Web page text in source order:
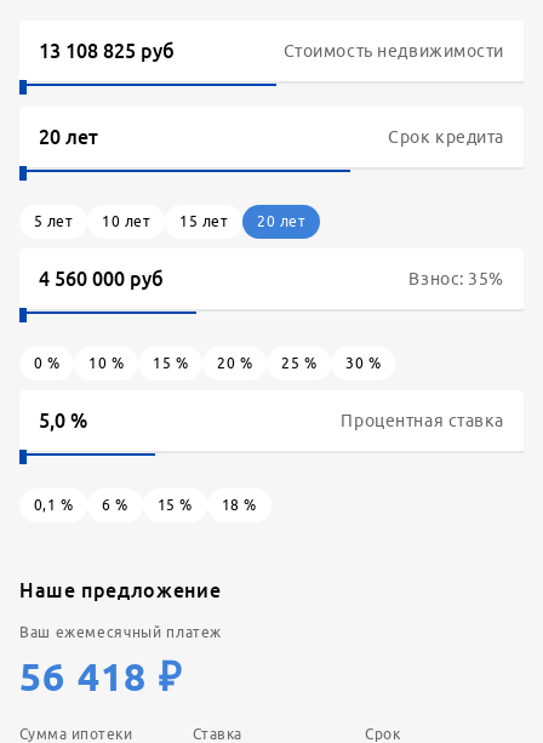
Стоимость недвижимости
Взнос: 35%
0 % 10 % 15 % 20 % 25 % 30 %
Срок кредита
5 лет 10 лет 15 лет 20 лет
Процентная ставка
0,1 % 6 % 15 % 18 %
Наше предложение
Ваш ежемесячный платеж
56 418 ₽
Сумма ипотеки Ставка Срок